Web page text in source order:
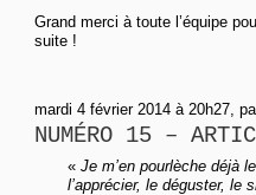
Grand merci à toute l’équipe
suite !
mardi 4 février 2014 à 20h27,
NUMÉRO 15 –
« Je m’en pourlèche déjà
l’apprécier, le déguster, le